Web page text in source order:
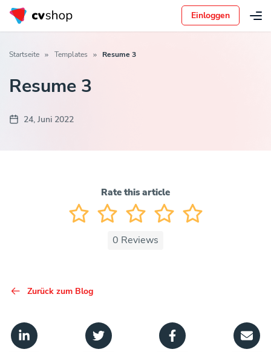
Einloggen
Startseite Templates Resume 3
Resume 3
24, Juni 2022
Rate this article
0 Reviews
Zurück zum Blog